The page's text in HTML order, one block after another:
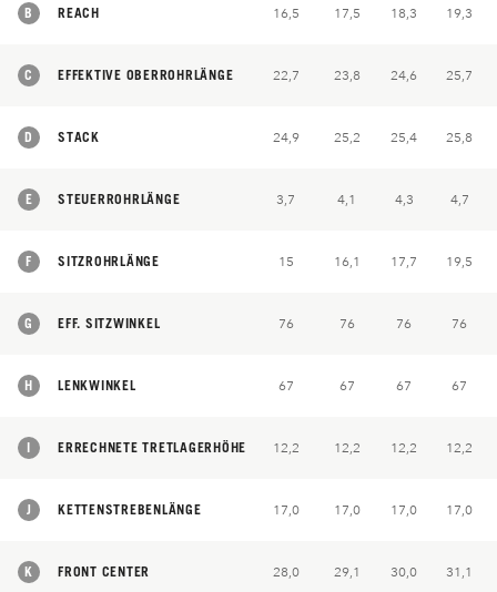
B REACH 16,5 17,5 18,3 19,3
C EFFEKTIVE OBERROHRLÄNGE 22,7 23,8 24,6 25,7
D STACK 24,9 25,2 25,4 25,8
E STEUERROHRLÄNGE 3,7 4,1 4,3 4,7
F SITZROHRLÄNGE 15 16,1 17,7 19,5
G EFF. SITZWINKEL 76 76 76 76
H LENKWINKEL 67 67 67 67
I ERRECHNETE TRETLAGERHÖHE 12,2 12,2 12,2 12,2
J KETTENSTREBENLÄNGE 17,0 17,0 17,0 17,0
K FRONT CENTER 28,0 29,1 30,0 31,1